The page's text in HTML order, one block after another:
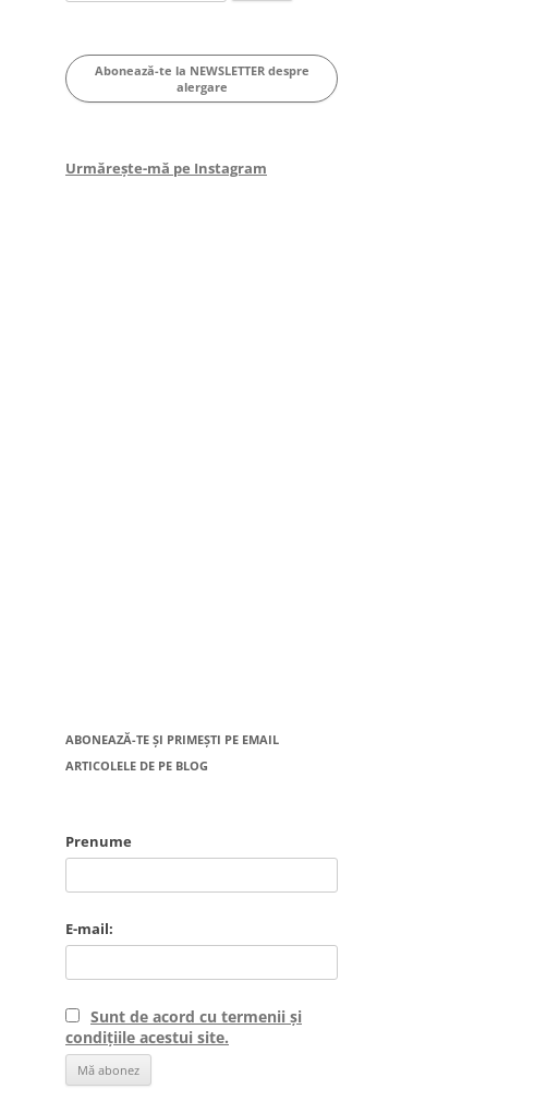
for:
Abonează-te la NEWSLETTER despre
alergare
Urmărește-mă pe Instagram
ABONEAZĂ-TE ȘI PRIMEȘTI PE EMAIL
ARTICOLELE DE PE BLOG
Prenume
E-mail:
Sunt de acord cu termenii și
condițiile acestui site.